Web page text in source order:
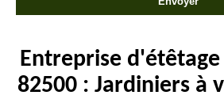
Entreprise
82500 : Jardiniers à